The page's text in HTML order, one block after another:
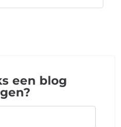
een blog